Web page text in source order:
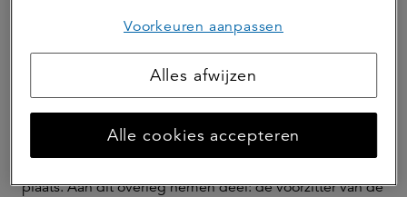
stand van zaken in de onderneming besproken in het
bijzijn van twee leden van de Raad van Commissarissen.
De onderwerpen die dan in ieder geval aan bod komen
zijn: hoe staat de onderneming er financieel voor en wat
zijn de strategische plannen van de onderneming.
Ten minste tweemaal per jaar vindt een 3-radenoverleg
plaats. Aan dit overleg nemen deel: de voorzitter van de
Voorkeuren aanpassen
Alles afwijzen
Alle cookies accepteren